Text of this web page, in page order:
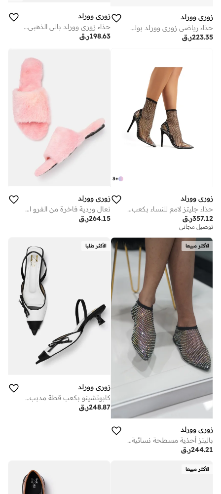
زوري وورلد
حذاء رياضي زوري وورلد بولت فضي للنساء
ر.ق223.35
زوري وورلد
حذاء زوري وورلد بالي الذهبي الصيفي للنساء - مزين بالزهور
ر.ق198.63
+
3
زوري وورلد
حذاء جليتز لامع للنساء بكعب 3 بوصات
ر.ق357.12
توصيل مجاني
زوري وورلد
نعال وردية فاخرة من الفرو الصناعي النباتي بتصميم سحابي مريح
ر.ق264.15
الأكثر مبيعا
زوري وورلد
باليتز أحذية مسطحة نسائية بالترتر الأسود
ر.ق244.21
الأكثر طلبا
زوري وورلد
كابوتشينو بكعب قطة مدبب . بوصة أبيض وأسود نباتي فاخر لراحة طوال اليوم للاجتماعات المكتبية والمناسبات الاحتفالية أو وجبات الغداء الذكية في عطلة نهاية الأسبوع
ر.ق248.87
الأكثر مبيعا